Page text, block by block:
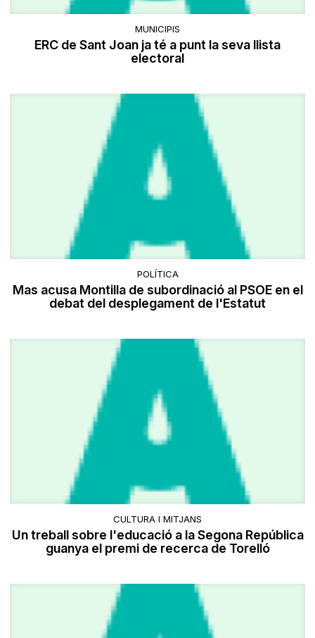
MUNICIPIS
ERC de Sant Joan ja té a punt la seva llista
electoral
POLÍTICA
Mas acusa Montilla de subordinació al PSOE en el
debat del desplegament de l'Estatut
CULTURA I MITJANS
Un treball sobre l'educació a la Segona República
guanya el premi de recerca de Torelló